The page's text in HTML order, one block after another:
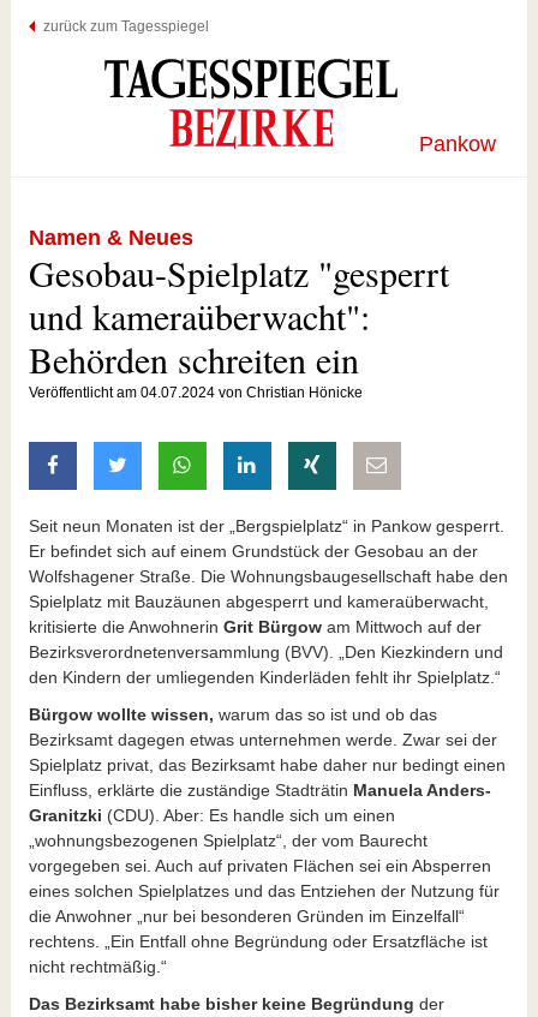
zurück zum Tagesspiegel
Pankow
Namen & Neues
Gesobau-Spielplatz "gesperrt
und kameraüberwacht":
Behörden schreiten ein
Veröffentlicht am 04.07.2024 von Christian Hönicke
auf Facebook teilen
auf Twitter teilenmit Whatsapp teilen
auf LinkedIn teilen
auf Xing teilen
Seit neun Monaten ist der „Bergspielplatz“ in Pankow gesperrt.
Er befindet sich auf einem Grundstück der Gesobau an der
Wolfshagener Straße. Die Wohnungsbaugesellschaft habe den
Spielplatz mit Bauzäunen abgesperrt und kameraüberwacht,
kritisierte die Anwohnerin Grit Bürgowam Mittwoch auf der
Bezirksverordnetenversammlung (BVV). „Den Kiezkindern und
den Kindern der umliegenden Kinderläden fehlt ihr Spielplatz.“
Bürgow wollte wissen, warum das so ist und ob das
Bezirksamt dagegen etwas unternehmen werde. Zwar sei der
Spielplatz privat, das Bezirksamt habe daher nur bedingt einen
Einfluss, erklärte die zuständige Stadträtin Manuela Anders-
Granitzki (CDU). Aber: Es handle sich um einen
„wohnungsbezogenen Spielplatz“, der vom Baurecht
vorgegeben sei. Auch auf privaten Flächen sei ein Absperren
eines solchen Spielplatzes und das Entziehen der Nutzung für
die Anwohner „nur bei besonderen Gründen im Einzelfall“
rechtens. „Ein Entfall ohne Begründung oder Ersatzfläche ist
nicht rechtmäßig.“
Das Bezirksamt habe bisher keine Begründung der